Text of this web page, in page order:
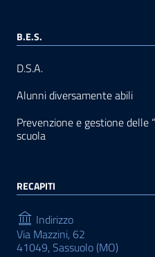
B.E.S.
D.S.A.
Alunni diversamente abili
Prevenzione e gestione delle
scuola
RECAPITI
Indirizzo
Via Mazzini, 62
41049, Sassuolo (MO)